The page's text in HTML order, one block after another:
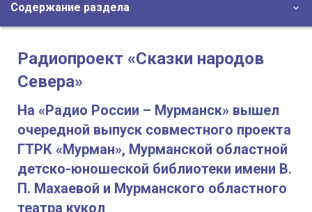
Содержание раздела
Радиопроект «Сказки народов
Севера»
На «Радио России – Мурманск» вышел
очередной выпуск совместного проекта
ГТРК «Мурман», Мурманской областной
детско-юношеской библиотеки имени В.
П. Махаевой и Мурманского областного
театра кукол